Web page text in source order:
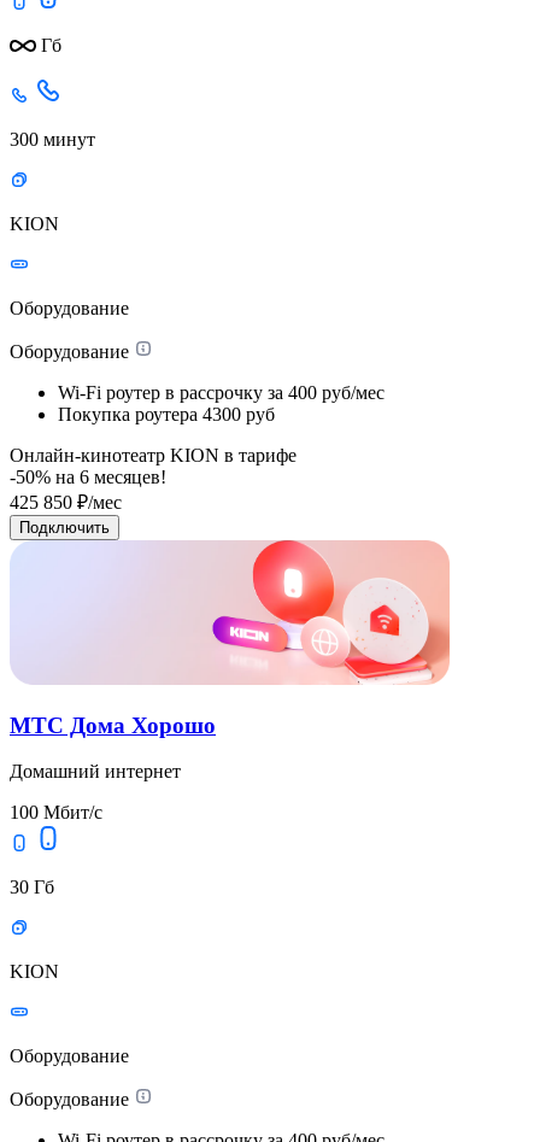
Гб
300 минут
KION
Оборудование
Оборудование
Wi-Fi роутер в рассрочку за 400 руб/мес
Покупка роутера 4300 руб
Онлайн-кинотеатр KION в тарифе
-50% на 6 месяцев!
425 850 ₽/мес
Подключить
МТС Дома Хорошо
Домашний интернет
100 Мбит/с
30 Гб
KION
Оборудование
Оборудование